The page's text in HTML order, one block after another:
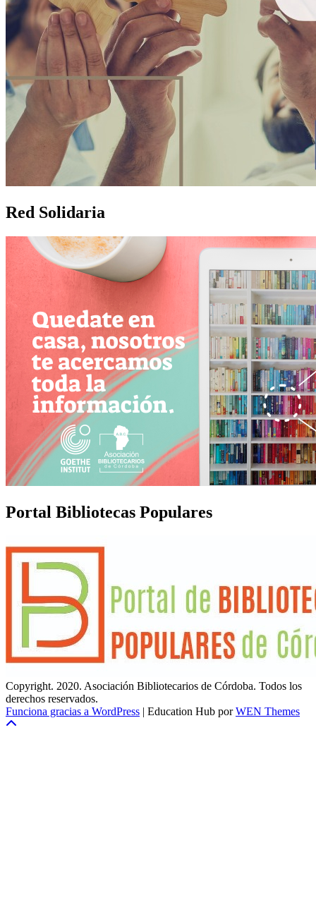
Red Solidaria
Portal Bibliotecas Populares
Copyright. 2020. Asociación Bibliotecarios de Córdoba. Todos los
derechos reservados.
Funciona gracias a WordPress
Education Hub porWEN Themes